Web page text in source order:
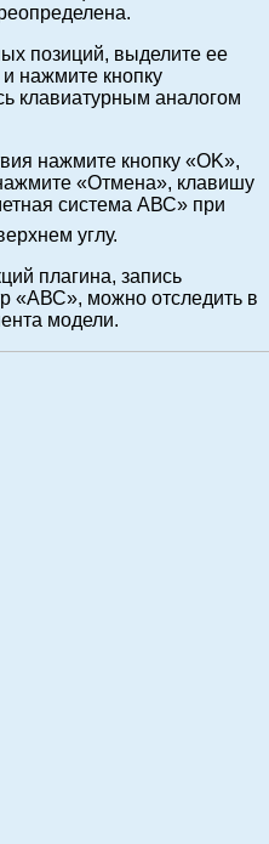
позиций, выделите ее
нажмите кнопку
клавиатурным аналогом
нажмите кнопку «OK»,
«Отмена», клавишу
система АВС» при
углу.
плагина, запись
«АВС», можно отследить в
модели.